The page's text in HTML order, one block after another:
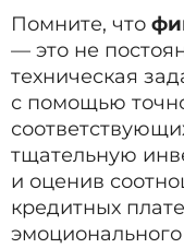
Помните, что
— это не
техническая
с помощью
тщательную
и оценив
кредитных